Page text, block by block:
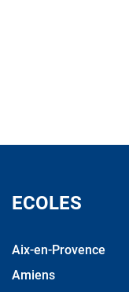
ECOLES
Aix-en-Provence
Amiens